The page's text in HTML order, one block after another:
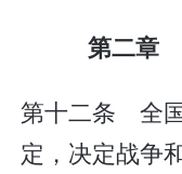
第二章
第十二条 全
定，决定战争